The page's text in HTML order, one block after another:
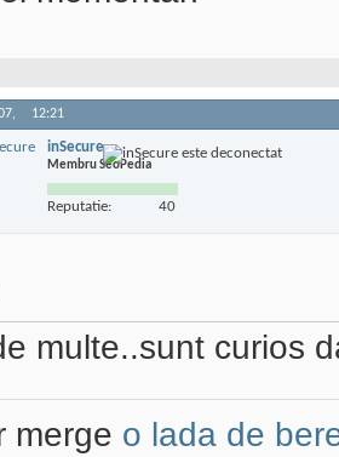
12:21
inSecure
Membru SeoPedia
Reputatie: 40
multe..sunt curios
merge o lada de